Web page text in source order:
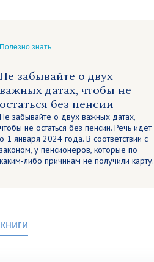
Полезно знать
Не забывайте о двух
важных датах, чтобы не
остаться без пенсии
Не забывайте о двух важных датах,
чтобы не остаться без пенсии. Речь идет
о 1 января 2024 года. В соответствии с
законом, у пенсионеров, которые по
каким-либо причинам не получили карту.